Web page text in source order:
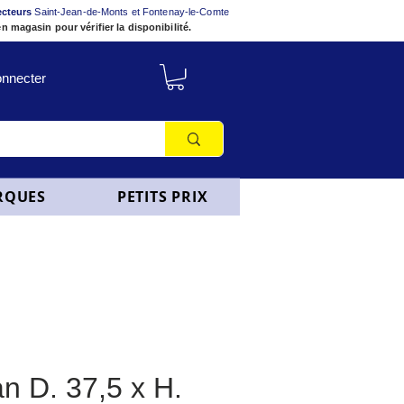
Saint-Jean-de-Monts et Fontenay-le-Comte
magasin pour vérifier la disponibilité.
PETITS PRIX
D. 37,5 x H.